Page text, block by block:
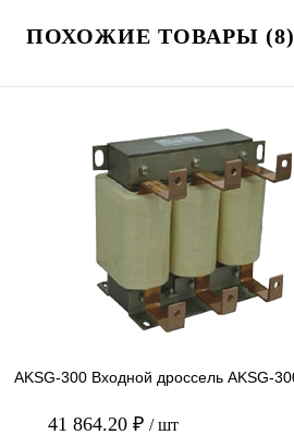
ПОХОЖИЕ ТОВАРЫ (8)
AKSG-300 Входной дроссель AKSG-
41 864.20 ₽ / шт